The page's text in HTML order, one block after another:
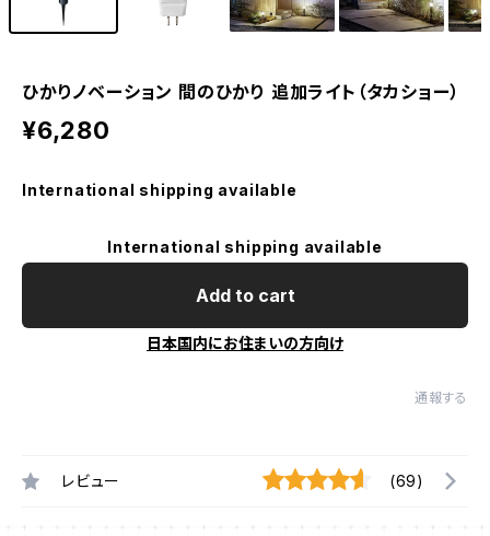
ひかりノベーション 間のひかり 追加ライト（タカショー）
¥6,280
International shipping available
International shipping available
Add to cart
日本国内にお住まいの方向け
通報する
レビュー (69)